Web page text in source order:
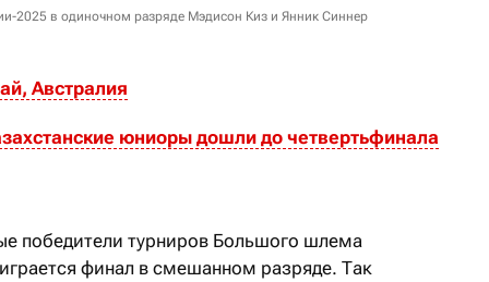
2025 в одиночном разряде Мэдисон Киз и Янник Синнер
Австралия
юниоры дошли до четвертьфинала
победители турниров Большого шлема
финал в смешанном разряде. Так